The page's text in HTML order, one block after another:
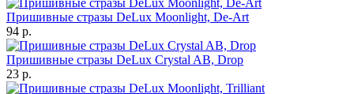
Пришивные стразы DeLux Moonlight, De-Art
94 р.
Пришивные стразы DeLux Crystal AB, Drop
23 р.